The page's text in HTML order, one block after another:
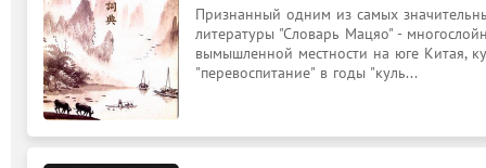
Признанный одним из самых
литературы "Словарь Мацяо" -
вымышленной местности на юге Китая,
"перевоспитание" в годы "куль...